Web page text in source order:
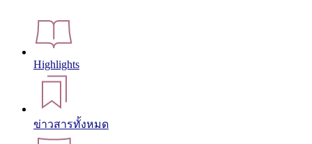
Highlights
ข่าวสารทั้งหมด